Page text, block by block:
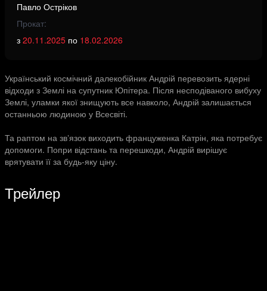
Павло Остріков
Прокат:
з 20.11.2025 по 18.02.2026
Український космічний далекобійник Андрій перевозить ядерні
відходи з Землі на супутник Юпітера. Після несподіваного вибуху
Землі, уламки якої знищують все навколо, Андрій залишається
останньою людиною у Всесвіті.
Та раптом на звʼязок виходить француженка Катрін, яка потребує
допомоги. Попри відстань та перешкоди, Андрій вирішує
врятувати її за будь-яку ціну.
Трейлер